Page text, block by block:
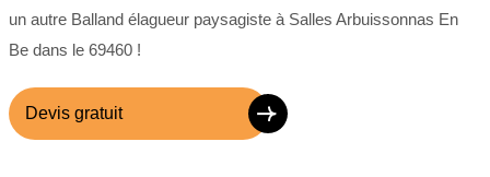
un autre Balland élagueur paysagiste à Salles Arbuissonnas En
Be dans le 69460 !
Devis gratuit